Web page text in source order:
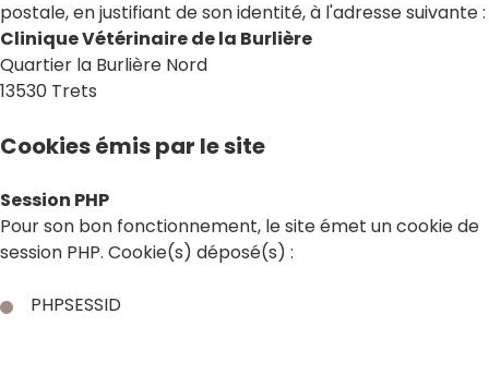
postale, en justifiant de son identité, à l'adresse suivante :
Clinique Vétérinaire de la Burlière
Quartier la Burlière Nord
13530 Trets
Cookies émis par le site
Session PHP
Pour son bon fonctionnement, le site émet un cookie de
session PHP. Cookie(s) déposé(s) :
PHPSESSID